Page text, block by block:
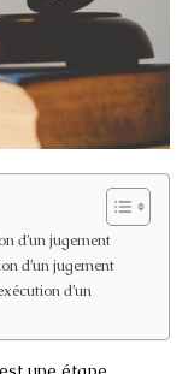
d’un jugement
d’un jugement
d’un